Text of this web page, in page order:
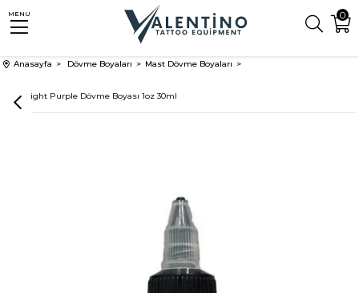
0
MENU
Anasayfa Dövme Boyaları Mast Dövme Boyaları
Mast Light Purple Dövme Boyası 1oz 30ml